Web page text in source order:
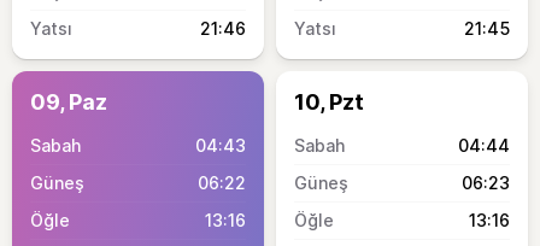
21:46
21:45
09, Paz
04:43
06:22
13:16
10, Pzt
04:44
06:23
13:16